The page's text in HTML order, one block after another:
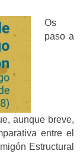
Os
paso a
aunque breve,
entre el
Estructural